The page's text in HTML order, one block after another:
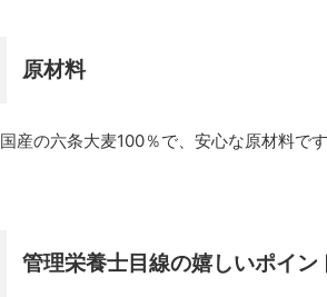
原材料
国産の六条大麦100％で、安心な原材料です
管理栄養士目線の嬉しいポイン